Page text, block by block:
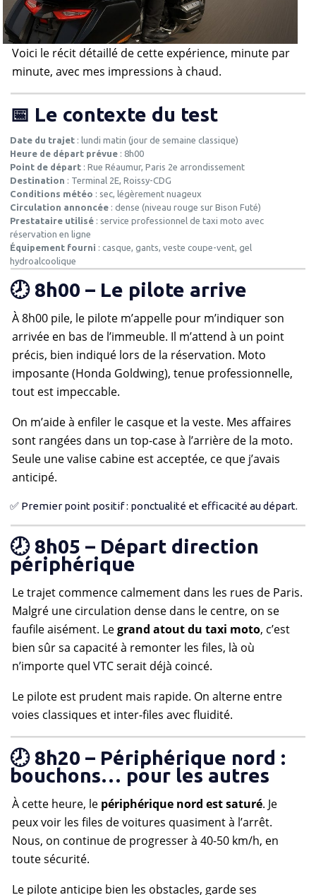
Voici le récit détaillé de cette expérience, minute par
minute, avec mes impressions à chaud.
📅 Le contexte du test
Date du trajet : lundi matin (jour de semaine classique)
Heure de départ prévue : 8h00
Point de départ : Rue Réaumur, Paris 2e arrondissement
Destination : Terminal 2E, Roissy-CDG
Conditions météo : sec, légèrement nuageux
Circulation annoncée : dense (niveau rouge sur Bison Futé)
Prestataire utilisé : service professionnel de taxi moto avec
réservation en ligne
Équipement fourni : casque, gants, veste coupe-vent, gel
hydroalcoolique
🕗 8h00 – Le pilote arrive
À 8h00 pile, le pilote m’appelle pour m’indiquer son
arrivée en bas de l’immeuble. Il m’attend à un point
précis, bien indiqué lors de la réservation. Moto
imposante (Honda Goldwing), tenue professionnelle,
tout est impeccable.
On m’aide à enfiler le casque et la veste. Mes affaires
sont rangées dans un top-case à l’arrière de la moto.
Seule une valise cabine est acceptée, ce que j’avais
anticipé.
✅ Premier point positif : ponctualité et efficacité au départ.
🕗 8h05 – Départ direction
périphérique
Le trajet commence calmement dans les rues de Paris.
Malgré une circulation dense dans le centre, on se
faufile aisément. Legrand atout du taxi moto, c’est
bien sûr sa capacité à remonter les files, là où
n’importe quel VTC serait déjà coincé.
Le pilote est prudent mais rapide. On alterne entre
voies classiques et inter-files avec fluidité.
🕗 8h20 – Périphérique nord :
bouchons… pour les autres
À cette heure, le périphérique nord est saturé. Je
peux voir les files de voitures quasiment à l’arrêt.
Nous, on continue de progresser à 40-50 km/h, en
toute sécurité.
Le pilote anticipe bien les obstacles, garde ses